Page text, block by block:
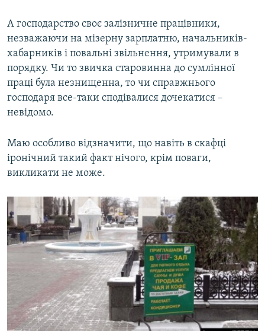
А господарство своє залізничне працівники,
незважаючи на мізерну зарплатню, начальників-
хабарників і повальні звільнення, утримували в
порядку. Чи то звичка старовинна до сумлінної
праці була незнищенна, то чи справжнього
господаря все-таки сподівалися дочекатися –
невідомо.
Маю особливо відзначити, що навіть в скафці
іронічний такий факт нічого, крім поваги,
викликати не може.